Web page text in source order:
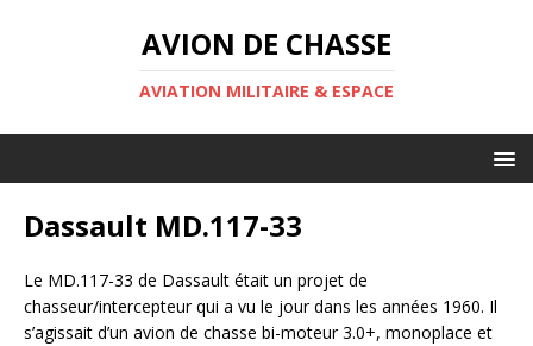
AVION DE CHASSE
AVIATION MILITAIRE & ESPACE
Dassault MD.117-33
Le MD.117-33 de Dassault était un projet de
chasseur/intercepteur qui a vu le jour dans les années 1960. Il
s’agissait d’un avion de chasse bi-moteur 3.0+, monoplace et